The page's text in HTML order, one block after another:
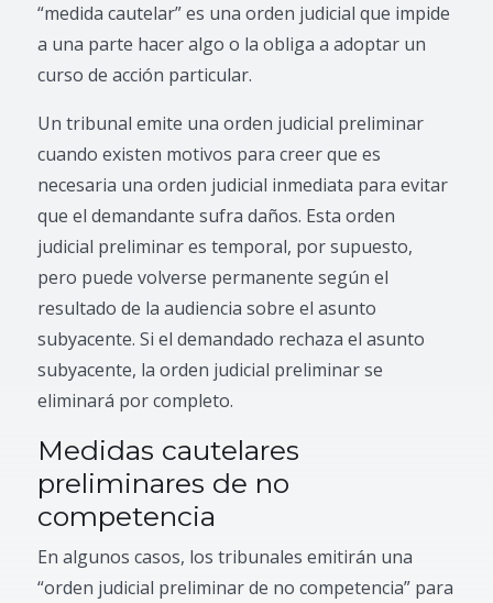
“medida cautelar” es una orden judicial que impide
a una parte hacer algo o la obliga a adoptar un
curso de acción particular.
Un tribunal emite una orden judicial preliminar
cuando existen motivos para creer que es
necesaria una orden judicial inmediata para evitar
que el demandante sufra daños. Esta orden
judicial preliminar es temporal, por supuesto,
pero puede volverse permanente según el
resultado de la audiencia sobre el asunto
subyacente. Si el demandado rechaza el asunto
subyacente, la orden judicial preliminar se
eliminará por completo.
Medidas cautelares
preliminares de no
competencia
En algunos casos, los tribunales emitirán una
“orden judicial preliminar de no competencia” para